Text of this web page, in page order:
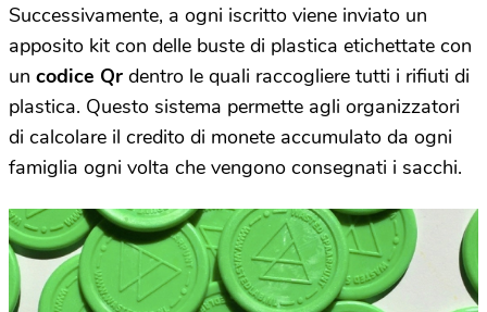
Successivamente, a ogni iscritto viene inviato un
apposito kit con delle buste di plastica etichettate con
un codice Qr dentro le quali raccogliere tutti i rifiuti di
plastica. Questo sistema permette agli organizzatori
di calcolare il credito di monete accumulato da ogni
famiglia ogni volta che vengono consegnati i sacchi.